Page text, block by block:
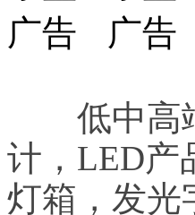
低中高端
计，LED产
灯箱，发光